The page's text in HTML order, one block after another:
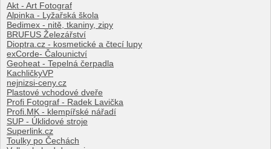
Akt - Art Fotograf
Alpinka - Lyžařská škola
Bedimex - nitě, tkaniny, zipy
BRUFUS Železářství
Dioptra.cz - kosmetické a čtecí lupy
exCorde- Čalounictví
Geoheat - Tepelná čerpadla
KachličkyVP
nejnizsi-ceny.cz
Plastové vchodové dveře
Profi Fotograf - Radek Lavička
Profi.MK - klempířské nářadí
SUP - Úklidové stroje
Superlink.cz
Toulky po Čechách